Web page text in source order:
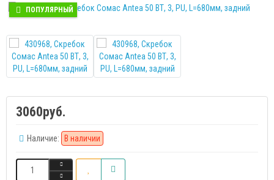
ПОПУЛЯРНЫЙ
3060руб.
Наличие: В наличии